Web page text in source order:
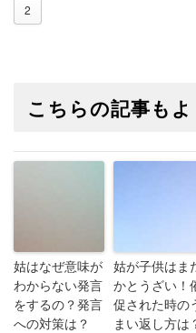
2
こちらの記事も
姑はなぜ意味が
わからない発言
をするの？発言
への対策は？
姑が子供はま
かとうざい！
促された時の
まい返し方は